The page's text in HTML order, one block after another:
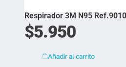
Respirador 3M N95 Ref.9010
$5.950
Añadir al carrito